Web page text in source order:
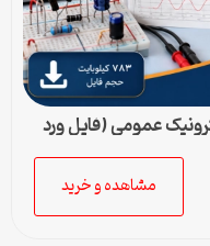
عمومی (فایل ورد
مشاهده و خرید